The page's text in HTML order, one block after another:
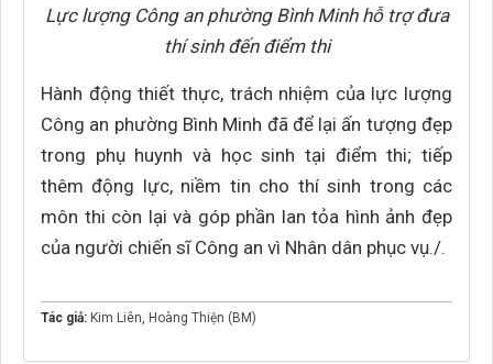
Lực lượng Công an phường Bình Minh hỗ trợ đưa
thí sinh đến điểm thi
Hành động thiết thực, trách nhiệm của lực lượng
Công an phường Bình Minh đã để lại ấn tượng đẹp
trong phụ huynh và học sinh tại điểm thi; tiếp
thêm động lực, niềm tin cho thí sinh trong các
môn thi còn lại và góp phần lan tỏa hình ảnh đẹp
của người chiến sĩ Công an vì Nhân dân phục vụ./.
Tác giả: Kim Liên, Hoàng Thiện (BM)